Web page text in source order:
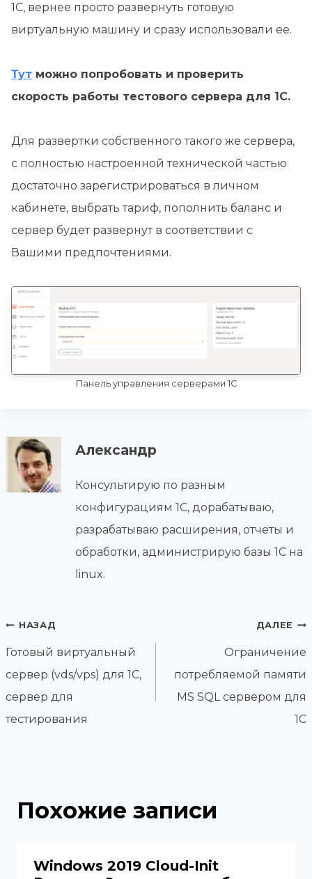
1С, вернее просто развернуть готовую
виртуальную машину и сразу использовали ее.
Тут можно попробовать и проверить
скорость работы тестового сервера для 1С.
Для развертки собственного такого же сервера,
с полностью настроенной технической частью
достаточно зарегистрироваться в личном
кабинете, выбрать тариф, пополнить баланс и
сервер будет развернут в соответствии с
Вашими предпочтениями.
Панель управления серверами 1С
Александр
Консультирую по разным
конфигурациям 1С, дорабатываю,
разрабатываю расширения, отчеты и
обработки, администрирую базы 1С на
linux.
Навигация
по
записям
НАЗАД
Готовый виртуальный
сервер (vds/vps) для 1С,
сервер для
тестирования
ДАЛЕЕ
Ограничение
потребляемой памяти
MS SQL сервером для
1С
Похожие записи
Windows 2019 Cloud-Init